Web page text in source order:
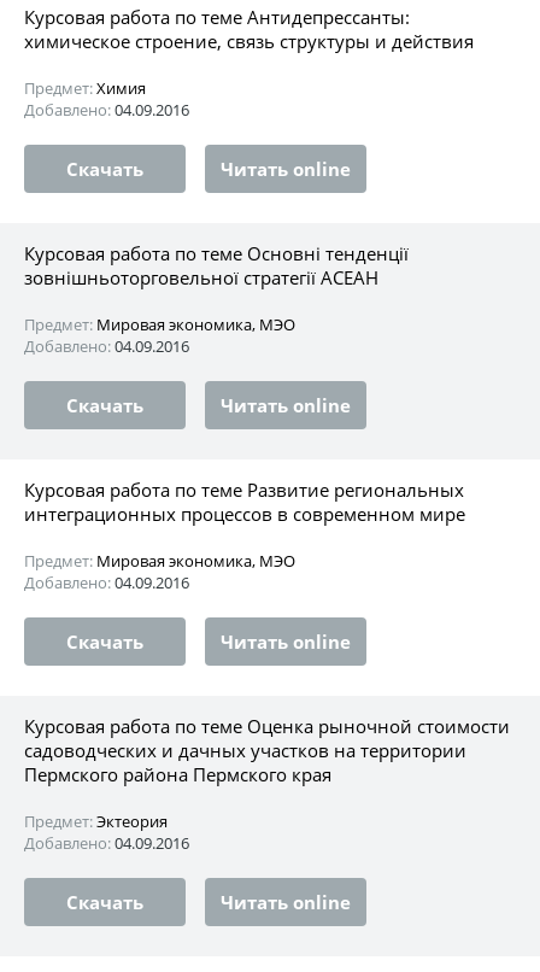
Курсовая работа по теме Антидепрессанты:
химическое строение, связь структуры и действия
Предмет:Химия
Добавлено:04.09.2016
Скачать Читать online
Курсовая работа по теме Основні тенденції
зовнішньоторговельної стратегії АСЕАН
Предмет: Мировая экономика, МЭО
Добавлено:04.09.2016
Скачать Читать online
Курсовая работа по теме Развитие региональных
интеграционных процессов в современном мире
Предмет: Мировая экономика, МЭО
Добавлено:04.09.2016
Скачать Читать online
Курсовая работа по теме Оценка рыночной стоимости
садоводческих и дачных участков на территории
Пермского района Пермского края
Предмет:Эктеория
Добавлено:04.09.2016
Скачать Читать online